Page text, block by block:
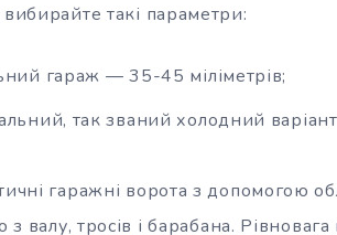
такі параметри:
гараж — 35-45 міліметрів;
так званий холодний
гаражні ворота з допомогою
з валу, тросів і барабана.